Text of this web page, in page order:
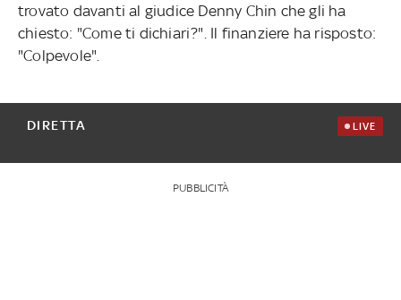
trovato davanti al giudice Denny Chin che gli ha
chiesto: "Come ti dichiari?". Il finanziere ha risposto:
"Colpevole".
DIRETTA LIVE
PUBBLICITÀ